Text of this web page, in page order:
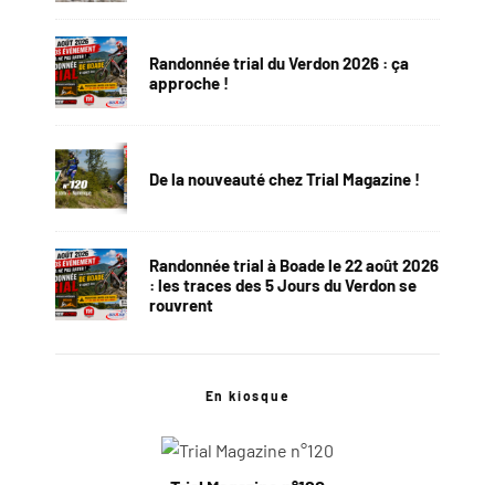
Randonnée trial du Verdon 2026 : ça
approche !
De la nouveauté chez Trial Magazine !
Randonnée trial à Boade le 22 août 2026
: les traces des 5 Jours du Verdon se
rouvrent
En kiosque